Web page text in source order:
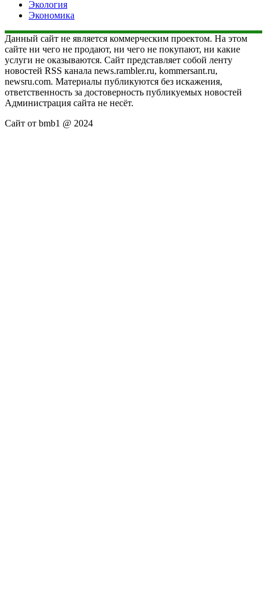
Экология
Экономика
Данный сайт не является коммерческим проектом. На этом
сайте ни чего не продают, ни чего не покупают, ни какие
услуги не оказываются. Сайт представляет собой ленту
новостей RSS канала news.rambler.ru, kommersant.ru,
newsru.com. Материалы публикуются без искажения,
ответственность за достоверность публикуемых новостей
Администрация сайта не несёт.
Сайт от bmb1 @ 2024